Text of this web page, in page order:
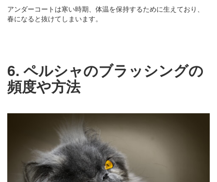
アンダーコートは寒い時期、体温を保持するために生えており、
春になると抜けてしまいます。
6. ペルシャのブラッシングの
頻度や方法